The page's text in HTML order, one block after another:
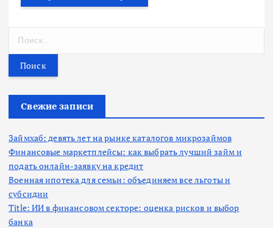
т
Свежие записи
Займхаб: девять лет на рынке каталогов микрозаймов
Финансовые маркетплейсы: как выбрать лучший займ и
подать онлайн-заявку на кредит
Военная ипотека для семьи: объединяем все льготы и
субсидии
Title: ИИ в финансовом секторе: оценка рисков и выбор
банка